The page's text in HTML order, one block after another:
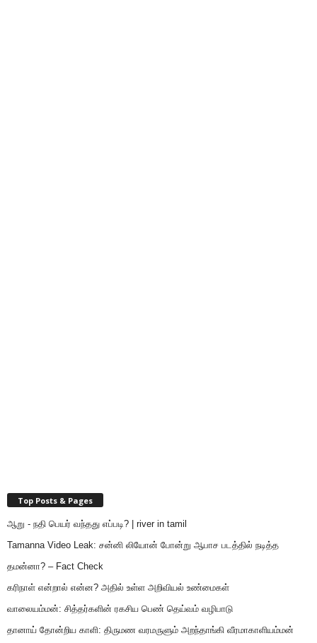
Top Posts & Pages
ஆறு - நதி பெயர் வந்தது எப்படி? | river in tamil
Tamanna Video Leak: சன்னி லியோன் போன்று ஆபாச படத்தில் நடித்த
தமன்னா? – Fact Check
கரிநாள் என்றால் என்ன? அதில் உள்ள அறிவியல் உண்மைகள்
வாலையம்மன்: சித்தர்களின் ரகசிய பெண் தெய்வம் வழிபாடு
தானாய் தோன்றிய காளி: திருமண வரமருளும் அறந்தாங்கி வீரமாகாளியம்மன்